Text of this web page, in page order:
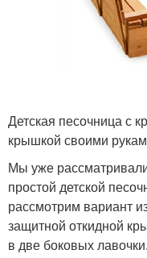
Детская песочница с
крышкой своими
Мы уже
простой детской
рассмотрим вариант
защитной откидной
в две боковых лавочки.